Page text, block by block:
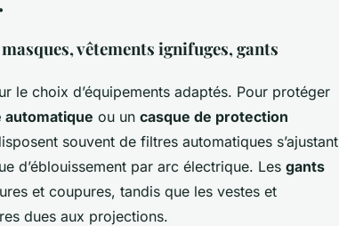
vêtements ignifuges, gants
le choix d’équipements adaptés. Pour protéger
automatique ou un casque de protection
souvent de filtres automatiques s’ajustant
d’éblouissement par arc électrique. Les gants
et coupures, tandis que les vestes et
dues aux projections.